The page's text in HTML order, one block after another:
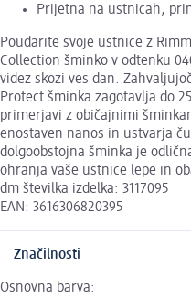
Prijetna na ustnicah,
Poudarite svoje ustnice z
Collection šminko v odtenku
videz skozi ves dan.
Protect šminka zagotavlja do
primerjavi z običajnimi
enostaven nanos in ustvarja
dolgoobstojna šminka je
ohranja vaše ustnice lepe in
dm številka izdelka: 3117095
EAN: 3616306820395
Značilnosti
Osnovna barva: